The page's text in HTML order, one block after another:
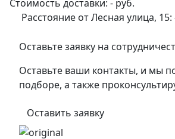
Стоимость доставки: - руб.
Расстояние от Лесная улица, 15:
Оставьте заявку на
Оставьте ваши контакты, и мы
подборе, а также
Оставить заявку